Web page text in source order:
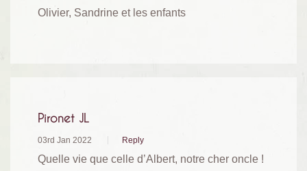
Olivier, Sandrine et les enfants
Pironet JL
03rd Jan 2022 Reply
Quelle vie que celle d’Albert, notre cher oncle !